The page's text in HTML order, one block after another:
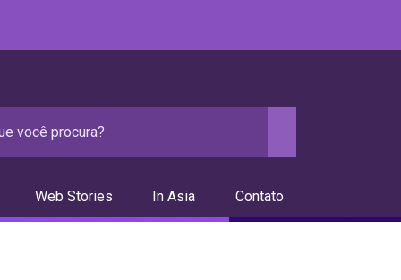
Web Stories In Asia Contato